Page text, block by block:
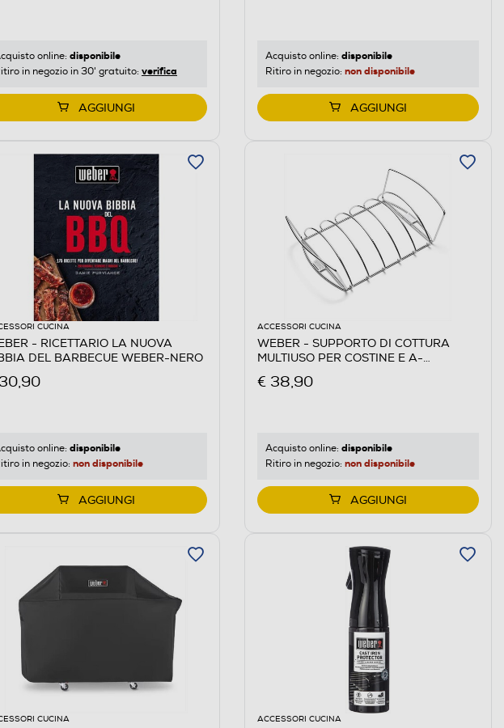
online: disponibile
in negozio in 30' gratuito: verifica
AGGIUNGI
Acquisto online: disponibile
Ritiro in negozio: non disponibile
AGGIUNGI
CUCINA
- RICETTARIO LA NUOVA
DEL BARBECUE WEBER-NERO
online: disponibile
in negozio: non disponibile
AGGIUNGI
ACCESSORI CUCINA
WEBER - SUPPORTO DI COTTURA
MULTIUSO PER COSTINE E A-
€ 38,90
Acquisto online: disponibile
Ritiro in negozio: non disponibile
AGGIUNGI
CUCINA ACCESSORI CUCINA